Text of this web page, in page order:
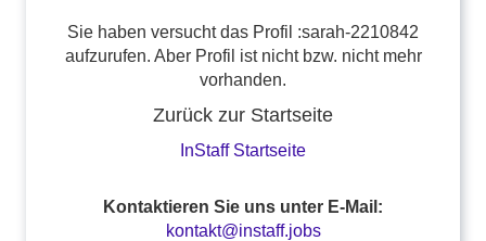
Sie haben versucht das Profil :sarah-2210842
aufzurufen. Aber Profil ist nicht bzw. nicht mehr
vorhanden.
Zurück zur Startseite
InStaff Startseite
Kontaktieren Sie uns unter E-Mail:
kontakt@instaff.jobs